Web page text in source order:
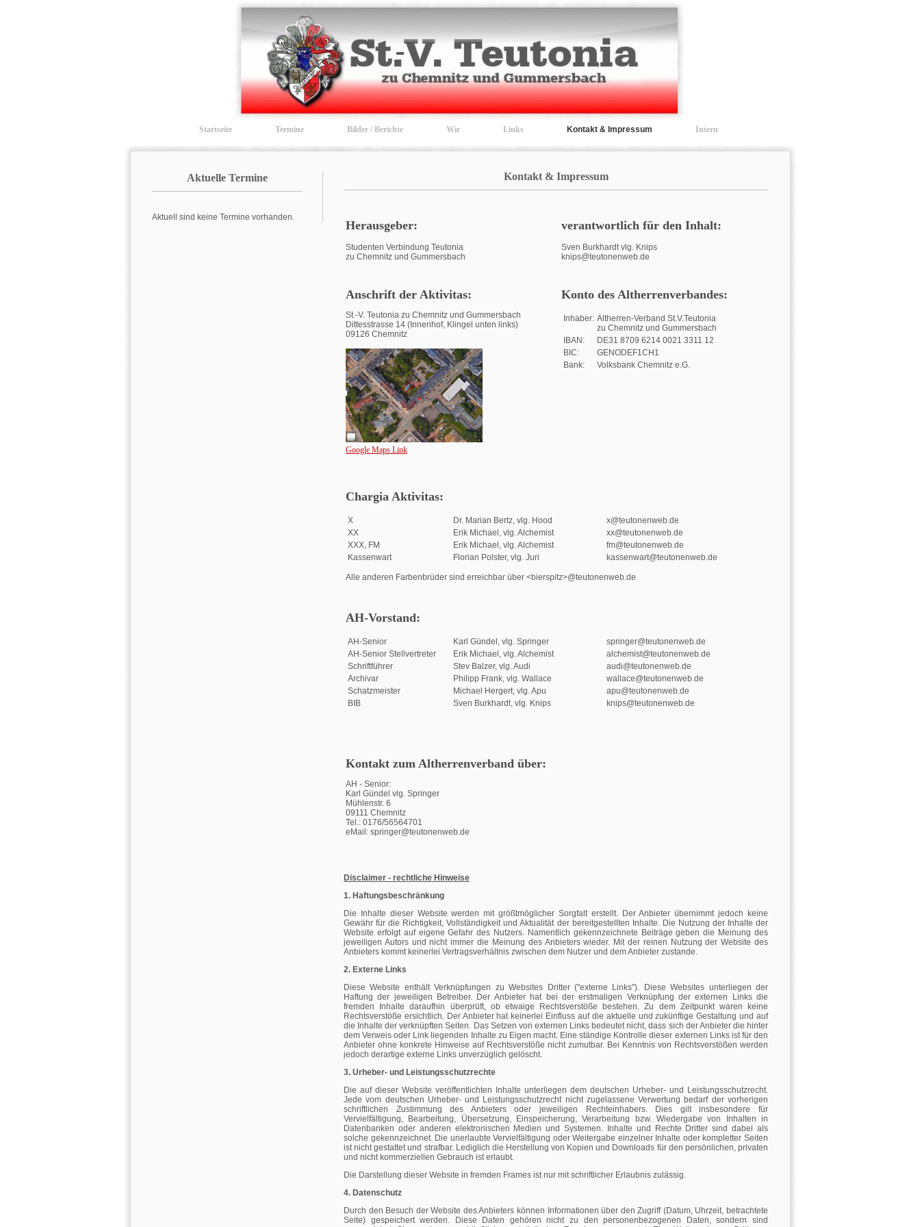
Startseite Termine Bilder / Berichte Wir Links Kontakt & Impressum Intern
Kontakt & Impressum
Herausgeber:
Studenten Verbindung Teutonia
zu Chemnitz und Gummersbach
verantwortlich für den Inhalt:
Sven Burkhardt vlg. Knips
knips@teutonenweb.de
Anschrift der Aktivitas:
St.-V. Teutonia zu Chemnitz und Gummersbach
Dittesstrasse 14 (Innenhof, Klingel unten links)
09126 Chemnitz
Google Maps Link
Konto des Altherrenverbandes:
Inhaber: Altherren-Verband St.V.Teutonia
zu Chemnitz und Gummersbach
IBAN:
DE31 8709 6214 0021 3311 12
BIC:
GENODEF1CH1
Bank:
Volksbank Chemnitz e.G.
Chargia Aktivitas:
X Dr. Marian Bertz, vlg. Hood
x@teutonenweb.de
XX
Erik Michael, vlg. Alchemist
xx@teutonenweb.de
XXX, FM
Erik Michael, vlg. Alchemist
fm@teutonenweb.de
Kassenwart
Florian Polster, vlg. Juri kassenwart@teutonenweb.de
Alle anderen Farbenbrüder sind erreichbar über <bierspitz>@teutonenweb.de
AH-Vorstand:
AH-Senior Karl Gündel, vlg. Springer
springer@teutonenweb.de
AH-Senior Stellvertreter
Erik Michael, vlg. Alchemist
alchemist@teutonenweb.de
Schriftführer
Stev Balzer, vlg. Audi
audi@teutonenweb.de
Archivar
Philipp Frank, vlg. Wallace
wallace@teutonenweb.de
Schatzmeister
Michael Hergert, vlg. Apu
apu@teutonenweb.de
BIB
Sven Burkhardt, vlg. Knips knips@teutonenweb.de
Kontakt zum Altherrenverband über:
AH - Senior:
Karl Gündel vlg. Springer
Mühlenstr. 6
09111 Chemnitz
Tel.: 0176/56564701
eMail: springer@teutonenweb.de
Disclaimer - rechtliche Hinweise
1. Haftungsbeschränkung
Die Inhalte dieser Website werden mit größtmöglicher Sorgfalt erstellt. Der Anbieter übernimmt jedoch keine
Gewähr für die Richtigkeit, Vollständigkeit und Aktualität der bereitgestellten Inhalte. Die Nutzung der Inhalte der
Website erfolgt auf eigene Gefahr des Nutzers. Namentlich gekennzeichnete Beiträge geben die Meinung des
jeweiligen Autors und nicht immer die Meinung des Anbieters wieder. Mit der reinen Nutzung der Website des
Anbieters kommt keinerlei Vertragsverhältnis zwischen dem Nutzer und dem Anbieter zustande.
2. Externe Links
Diese Website enthält Verknüpfungen zu Websites Dritter ("externe Links"). Diese Websites unterliegen der
Haftung der jeweiligen Betreiber. Der Anbieter hat bei der erstmaligen Verknüpfung der externen Links die
fremden Inhalte daraufhin überprüft, ob etwaige Rechtsverstöße bestehen. Zu dem Zeitpunkt waren keine
Rechtsverstöße ersichtlich. Der Anbieter hat keinerlei Einfluss auf die aktuelle und zukünftige Gestaltung und auf
die Inhalte der verknüpften Seiten. Das Setzen von externen Links bedeutet nicht, dass sich der Anbieter die hinter
dem Verweis oder Link liegenden Inhalte zu Eigen macht. Eine ständige Kontrolle dieser externen Links ist für den
Anbieter ohne konkrete Hinweise auf Rechtsverstöße nicht zumutbar. Bei Kenntnis von Rechtsverstößen werden
jedoch derartige externe Links unverzüglich gelöscht.
3. Urheber- und Leistungsschutzrechte
Die auf dieser Website veröffentlichten Inhalte unterliegen dem deutschen Urheber- und Leistungsschutzrecht.
Jede vom deutschen Urheber- und Leistungsschutzrecht nicht zugelassene Verwertung bedarf der vorherigen
schriftlichen Zustimmung des Anbieters oder jeweiligen Rechteinhabers. Dies gilt insbesondere für
Vervielfältigung, Bearbeitung, Übersetzung, Einspeicherung, Verarbeitung bzw. Wiedergabe von Inhalten in
Datenbanken oder anderen elektronischen Medien und Systemen. Inhalte und Rechte Dritter sind dabei als
solche gekennzeichnet. Die unerlaubte Vervielfältigung oder Weitergabe einzelner Inhalte oder kompletter Seiten
ist nicht gestattet und strafbar. Lediglich die Herstellung von Kopien und Downloads für den persönlichen, privaten
und nicht kommerziellen Gebrauch ist erlaubt.
Die Darstellung dieser Website in fremden Frames ist nur mit schriftlicher Erlaubnis zulässig.
4. Datenschutz
Durch den Besuch der Website des Anbieters können Informationen über den Zugriff (Datum, Uhrzeit, betrachtete
Seite) gespeichert werden. Diese Daten gehören nicht zu den personenbezogenen Daten, sondern sind
Aktuelle Termine
Aktuell sind keine Termine vorhanden.